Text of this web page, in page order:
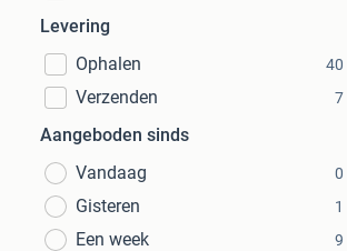
Levering
Ophalen
40
Verzenden 7
Aangeboden sinds
Vandaag
0
Gisteren 1
Een week 9